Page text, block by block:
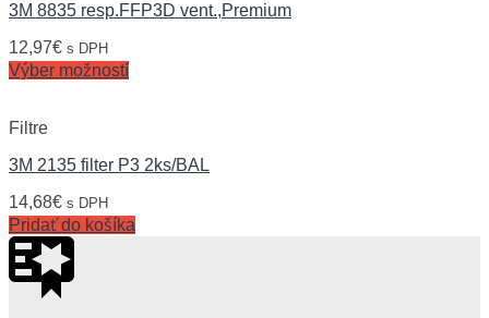
3M 8835 resp.FFP3D vent.,Premium
12,97€ s DPH
Výber možností
Filtre
3M 2135 filter P3 2ks/BAL
14,68€ s DPH
Pridať do košíka